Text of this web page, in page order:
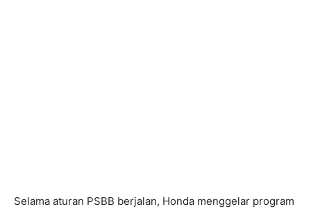
Selama aturan PSBB berjalan, Honda menggelar program